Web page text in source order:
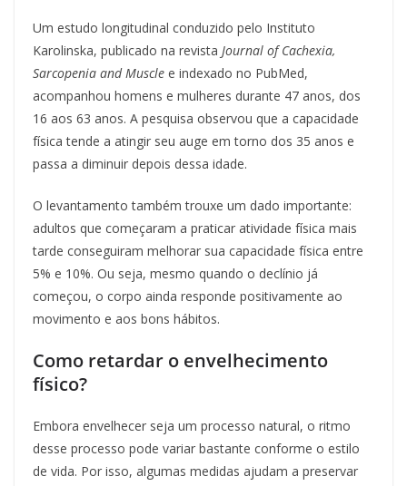
Um estudo longitudinal conduzido pelo Instituto
Karolinska, publicado na revista Journal of Cachexia,
Sarcopenia and Muscle e indexado no PubMed,
acompanhou homens e mulheres durante 47 anos, dos
16 aos 63 anos. A pesquisa observou que a capacidade
física tende a atingir seu auge em torno dos 35 anos e
passa a diminuir depois dessa idade.
O levantamento também trouxe um dado importante:
adultos que começaram a praticar atividade física mais
tarde conseguiram melhorar sua capacidade física entre
5% e 10%. Ou seja, mesmo quando o declínio já
começou, o corpo ainda responde positivamente ao
movimento e aos bons hábitos.
Como retardar o envelhecimento
físico?
Embora envelhecer seja um processo natural, o ritmo
desse processo pode variar bastante conforme o estilo
de vida. Por isso, algumas medidas ajudam a preservar